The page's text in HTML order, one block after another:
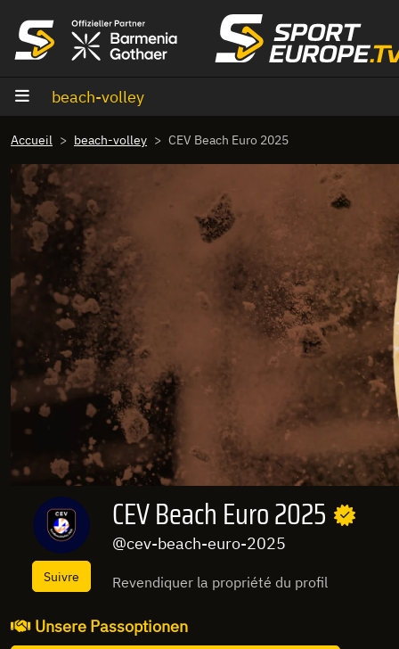
beach-volley
Accueil beach-volley CEV Beach Euro 2025
Suivre
CEV Beach Euro 2025
@cev-beach-euro-2025
Revendiquer la propriété du profil
Unsere Passoptionen